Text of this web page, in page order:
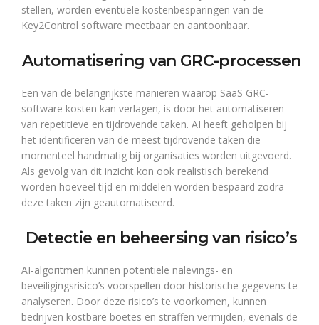
stellen, worden eventuele kostenbesparingen van de
Key2Control software meetbaar en aantoonbaar.
Automatisering van GRC-processen
Een van de belangrijkste manieren waarop SaaS GRC-
software kosten kan verlagen, is door het automatiseren
van repetitieve en tijdrovende taken. AI heeft geholpen bij
het identificeren van de meest tijdrovende taken die
momenteel handmatig bij organisaties worden uitgevoerd.
Als gevolg van dit inzicht kon ook realistisch berekend
worden hoeveel tijd en middelen worden bespaard zodra
deze taken zijn geautomatiseerd.
Detectie en beheersing van risico’s
AI-algoritmen kunnen potentiële nalevings- en
beveiligingsrisico’s voorspellen door historische gegevens te
analyseren. Door deze risico’s te voorkomen, kunnen
bedrijven kostbare boetes en straffen vermijden, evenals de